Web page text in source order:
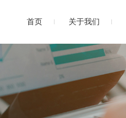
首页 关于我们